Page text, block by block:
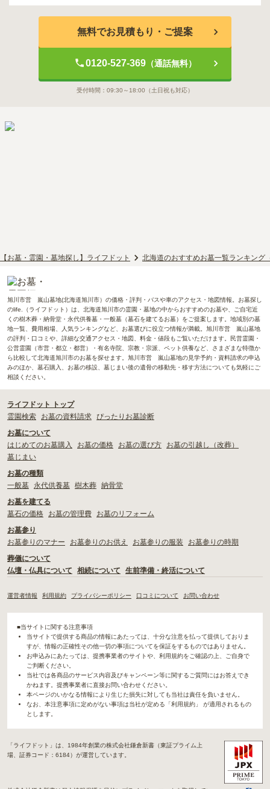
無料でお見積もり・ご提案
0120-527-369（通話無料）
受付時間： 09:30～18:00 （土日祝も対応）
【お墓・霊園・墓地探し】ライフドット 北海道のおすすめお墓一覧ランキング
旭川市営 嵐山墓地(北海道旭川市）の価格・評判・バスや車のアクセス・地図情報。お墓探し
のlife.（ライフドット）は、北海道旭川市の霊園・墓地の中からおすすめのお墓や、ご自宅近
くの樹木葬・納骨堂・永代供養墓・一般墓（墓石を建てるお墓）をご提案します。地域別の墓
地一覧、費用相場、人気ランキングなど、お墓選びに役立つ情報が満載。旭川市営 嵐山墓地
の評判・口コミや、詳細な交通アクセス・地図、料金・値段もご覧いただけます。民営霊園・
公営霊園（市営・都立・都営）・有名寺院、宗教・宗派、ペット供養など、さまざまな特徴か
ら比較して北海道旭川市のお墓を探せます。旭川市営 嵐山墓地の見学予約・資料請求の申込
みのほか、墓石購入、お墓の移設、墓じまい後の遺骨の移動先・移す方法についても気軽にご
相談ください。
ライフドット トップ
霊園検索
お墓の資料請求 ぴったりお墓診断
お墓について
はじめてのお墓購入
お墓の価格 お墓の選び方
お墓の引越し（改葬）
墓じまい
お墓の種類
一般墓
永代供養墓 樹木葬 納骨堂
お墓を建てる
墓石の価格
お墓の管理費
お墓のリフォーム
お墓参り
お墓参りのマナー
お墓参りのお供え お墓参りの服装
お墓参りの時期
葬儀について
仏壇・仏具について
相続について 生前準備・終活について
運営者情報 利用規約 プライバシーポリシー 口コミについて お問い合わせ
■当サイトに関する注意事項
当サイトで提供する商品の情報にあたっては、十分な注意を払って提供しておりま
すが、情報の正確性その他一切の事項についてを保証をするものではありません。
お申込みにあたっては、提携事業者のサイトや、利用規約をご確認の上、ご自身で
ご判断ください。
当社では各商品のサービス内容及びキャンペーン等に関するご質問にはお答えでき
かねます。提携事業者に直接お問い合わせください。
本ページのいかなる情報により生じた損失に対しても当社は責任を負いません。
なお、本注意事項に定めがない事項は当社が定める「利用規約」 が適用されるもの
とします。
「ライフドット」は、1984年創業の株式会社鎌倉新書（東証プライム上
場、証券コード：6184）が運営しています。